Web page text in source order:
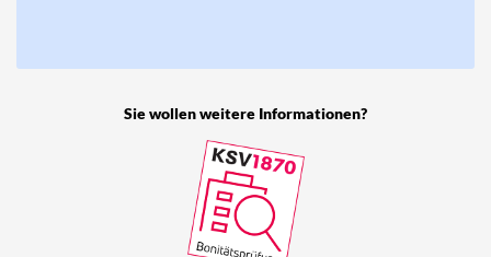
Sie wollen weitere Informationen?